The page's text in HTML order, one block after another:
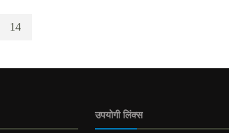
14
उपयोगी लिंक्स